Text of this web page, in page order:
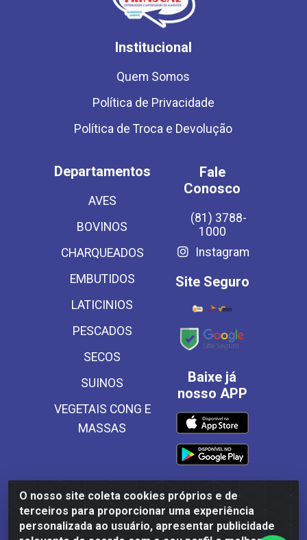
O nosso site coleta cookies próprios e de
terceiros para proporcionar uma experiência
personalizada ao usuário, apresentar publicidade
Institucional
Quem Somos
Política de Privacidade
Política de Troca e Devolução
Departamentos
AVES
BOVINOS
CHARQUEADOS
EMBUTIDOS
LATICINIOS
PESCADOS
SECOS
SUINOS
VEGETAIS CONG E
MASSAS
Fale
Conosco
(81) 3788-
1000
Instagram
Site Seguro
Baixe já
nosso APP
Frinscal - Distribuidora e Importadora de Alimentos LTDA -
Rodovia BR 101 Sul Km 187, 310 Galpão - Santa Rosa,
Palmares/PE - CEP 55540-000 - CNPJ 03.504.437/0001-50